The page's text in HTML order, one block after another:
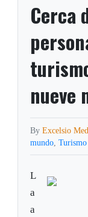
Cerca
nueve
ByExcelsio
mundo,Turismo
L
a
a